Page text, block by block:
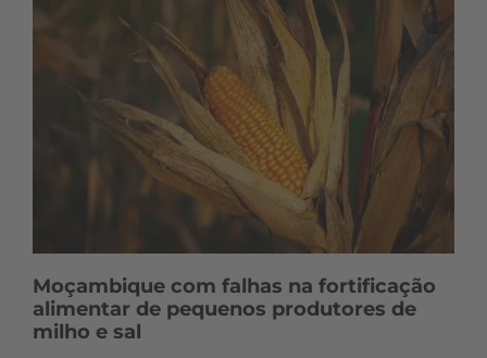
Moçambique com falhas na fortificação
alimentar de pequenos produtores de
milho e sal